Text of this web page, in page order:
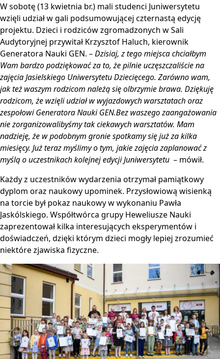
W sobotę (13 kwietnia br.) mali studenci Juniwersytetu
wzięli udział w gali podsumowującej czternastą edycję
projektu. Dzieci i rodziców zgromadzonych w Sali
Audytoryjnej przywitał Krzysztof Haluch, kierownik
Generatora Nauki GEN. –Dzisiaj, z tego miejsca chciałbym
Wam bardzo podziękować za to, że pilnie uczęszczaliście na
zajęcia Jasielskiego Uniwersytetu Dziecięcego. Zarówno wam,
jak też waszym rodzicom należą się olbrzymie brawa. Dziękuję
rodzicom, że wzięli udział w wyjazdowych warsztatach oraz
zespołowi Generatora Nauki GEN.Bez waszego zaangażowania
nie zorganizowalibyśmy tak ciekawych warsztatów. Mam
nadzieję, że w podobnym gronie spotkamy się już za kilka
miesięcy. Już teraz myślimy o tym, jakie zajęcia zaplanować z
myślą o uczestnikach kolejnej edycji Juniwersytetu – mówił.
Każdy z uczestników wydarzenia otrzymał pamiątkowy
dyplom oraz naukowy upominek. Przysłowiową wisienką
na torcie był pokaz naukowy w wykonaniu Pawła
Jaskólskiego. Współtwórca grupy Heweliusze Nauki
zaprezentował kilka interesujących eksperymentów i
doświadczeń, dzięki którym dzieci mogły lepiej zrozumieć
niektóre zjawiska fizyczne.